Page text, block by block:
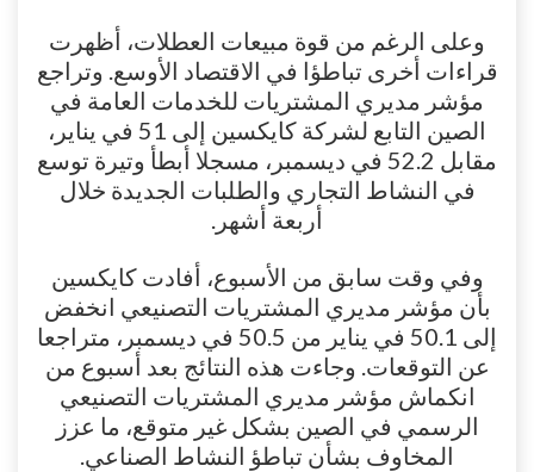
وعلى الرغم من قوة مبيعات العطلات، أظهرت
قراءات أخرى تباطؤا في الاقتصاد الأوسع. وتراجع
مؤشر مديري المشتريات للخدمات العامة في
الصين التابع لشركة كايكسين إلى 51 في يناير،
مقابل 52.2 في ديسمبر، مسجلا أبطأ وتيرة توسع
في النشاط التجاري والطلبات الجديدة خلال
أربعة أشهر.
وفي وقت سابق من الأسبوع، أفادت كايكسين
بأن مؤشر مديري المشتريات التصنيعي انخفض
إلى 50.1 في يناير من 50.5 في ديسمبر، متراجعا
عن التوقعات. وجاءت هذه النتائج بعد أسبوع من
انكماش مؤشر مديري المشتريات التصنيعي
الرسمي في الصين بشكل غير متوقع، ما عزز
المخاوف بشأن تباطؤ النشاط الصناعي.